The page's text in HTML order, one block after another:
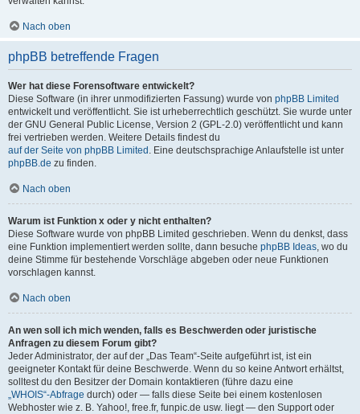
Nach oben
phpBB betreffende Fragen
Wer hat diese Forensoftware entwickelt?
Diese Software (in ihrer unmodifizierten Fassung) wurde von phpBB Limited
entwickelt und veröffentlicht. Sie ist urheberrechtlich geschützt. Sie wurde unter
der GNU General Public License, Version 2 (GPL-2.0) veröffentlicht und kann
frei vertrieben werden. Weitere Details findest du
auf der Seite von phpBB Limited . Eine deutschsprachige Anlaufstelle ist unter
phpBB.de zu finden.
Nach oben
Warum ist Funktion x oder y nicht enthalten?
Diese Software wurde von phpBB Limited geschrieben. Wenn du denkst, dass
eine Funktion implementiert werden sollte, dann besuche phpBB Ideas, wo du
deine Stimme für bestehende Vorschläge abgeben oder neue Funktionen
vorschlagen kannst.
Nach oben
An wen soll ich mich wenden, falls es Beschwerden oder juristische
Anfragen zu diesem Forum gibt?
Jeder Administrator, der auf der „Das Team“-Seite aufgeführt ist, ist ein
geeigneter Kontakt für deine Beschwerde. Wenn du so keine Antwort erhältst,
solltest du den Besitzer der Domain kontaktieren (führe dazu eine
„WHOIS“-Abfrage durch) oder — falls diese Seite bei einem kostenlosen
Webhoster wie z. B. Yahoo!, free.fr, funpic.de usw. liegt — den Support oder